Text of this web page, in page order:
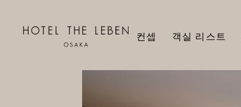
컨셉 객실 리스트